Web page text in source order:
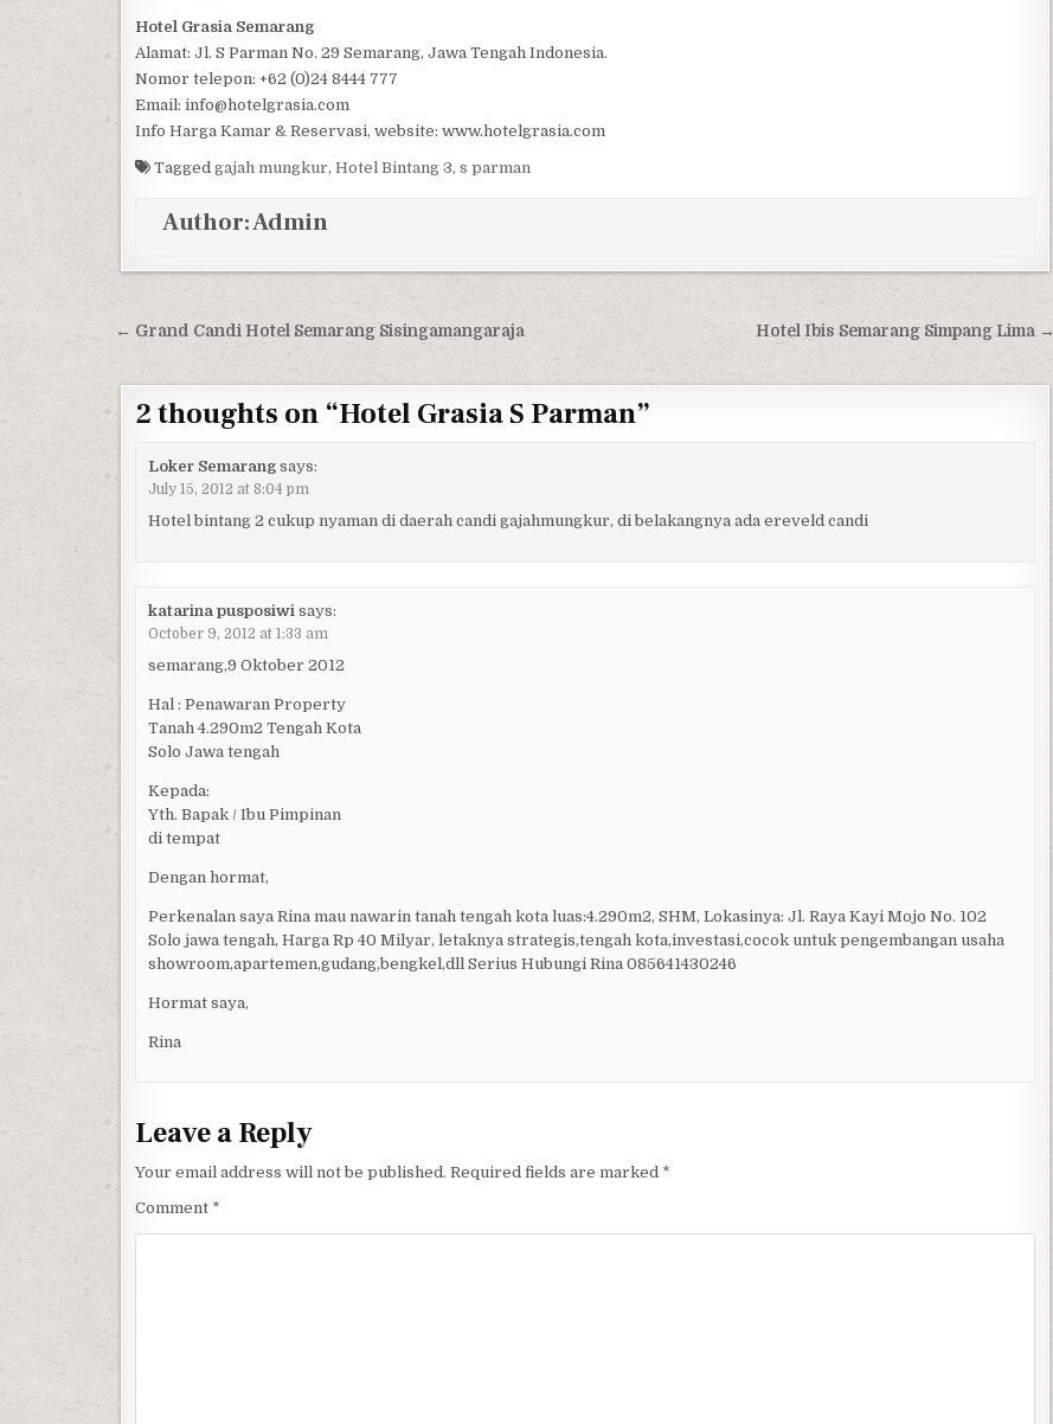
Hotel Grasia Semarang
Alamat: Jl. S Parman No. 29 Semarang, Jawa Tengah Indonesia.
Nomor telepon: +62 (0)24 8444 777
Email: info@hotelgrasia.com
Info Harga Kamar & Reservasi, website: www.hotelgrasia.com
Tagged gajah mungkur, Hotel Bintang 3, s parman
Author:Admin
Post navigation Hotel Ibis Semarang Simpang Lima →
← Grand Candi Hotel Semarang Sisingamangaraja
2 thoughts on “Hotel Grasia S Parman”
Loker Semarang says:
July 15, 2012 at 8:04 pm
Hotel bintang 2 cukup nyaman di daerah candi gajahmungkur, di belakangnya ada ereveld candi
katarina pusposiwi says:
October 9, 2012 at 1:33 am
semarang,9 Oktober 2012
Hal : Penawaran Property
Tanah 4.290m2 Tengah Kota
Solo Jawa tengah
Kepada:
Yth. Bapak / Ibu Pimpinan
di tempat
Dengan hormat,
Perkenalan saya Rina mau nawarin tanah tengah kota luas:4.290m2, SHM, Lokasinya: Jl. Raya Kayi Mojo No. 102
Solo jawa tengah, Harga Rp 40 Milyar, letaknya strategis,tengah kota,investasi,cocok untuk pengembangan usaha
showroom,apartemen,gudang,bengkel,dll Serius Hubungi Rina 085641430246
Hormat saya,
Rina
Leave a Reply
Your email address will not be published. Required fields are marked *
Comment *